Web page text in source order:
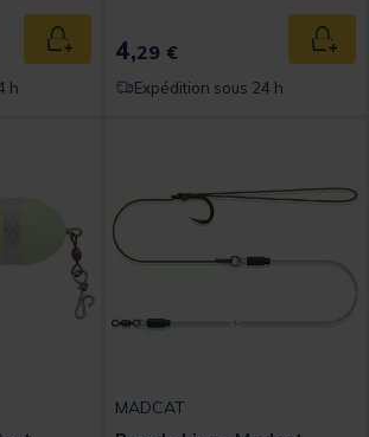
Ajouter au panier
h
4,29 €
Expédition sous 24 h
MADCAT